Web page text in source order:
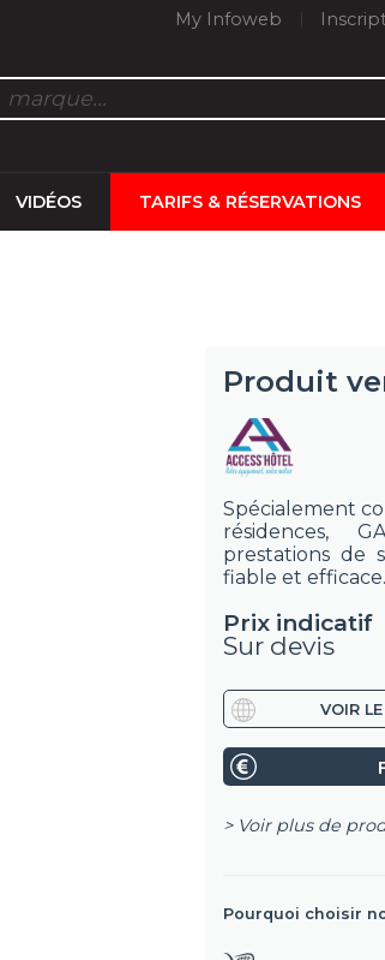
My Infoweb
VIDÉOS TARIFS & RÉSERVATIONS
Produit
Spécialement
résidences,
prestations de
fiable et efficace.
Prix indicatif
Sur devis
VOIR
> Voir plus de
Pourquoi choisir